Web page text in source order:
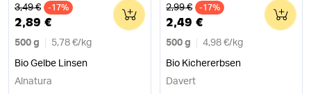
Alter Preis
3,49 € -17%
2,89 €
500 g 5,78 €/ kg
Bio Gelbe Linsen
0
Alnatura
Alter Preis
2,99 € -17%
2,49 €
500 g 4,98 €/ kg
Bio Kichererbsen
0
Davert